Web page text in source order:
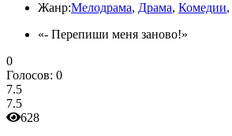
Жанр:Мелодрама, Драма, Комедии,
«- Перепиши меня заново!»
0
Голосов: 0
7.5
7.5
628